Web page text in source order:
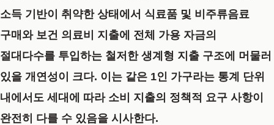
소득 기반이 취약한 상태에서 식료품 및 비주류음료
구매와 보건 의료비 지출에 전체 가용 자금의
절대다수를 투입하는 철저한 생계형 지출 구조에 머물러
있을 개연성이 크다. 이는 같은 1인 가구라는 통계 단위
내에서도 세대에 따라 소비 지출의 정책적 요구 사항이
완전히 다를 수 있음을 시사한다.